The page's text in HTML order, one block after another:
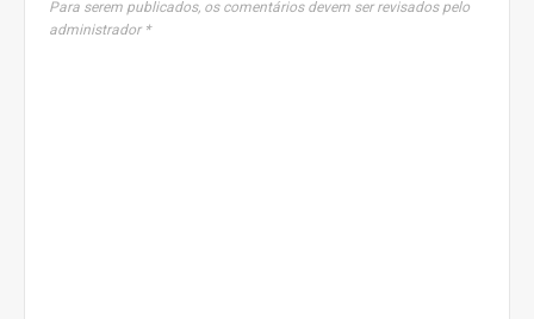
Para serem publicados, os comentários devem ser revisados pelo
administrador *